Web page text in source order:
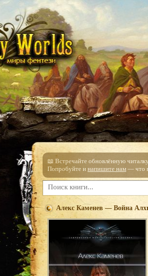
📖 Встречайте обновлённую
Попробуйте и напишите нам — что
Алекс Каменев — Война